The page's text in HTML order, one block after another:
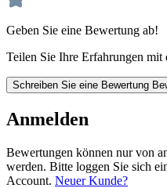
Geben Sie eine Bewertung ab!
Teilen Sie Ihre Erfahrungen
Schreiben Sie eine Bewertung
Anmelden
Bewertungen können nur von
werden. Bitte loggen Sie sich
Account. Neuer Kunde?